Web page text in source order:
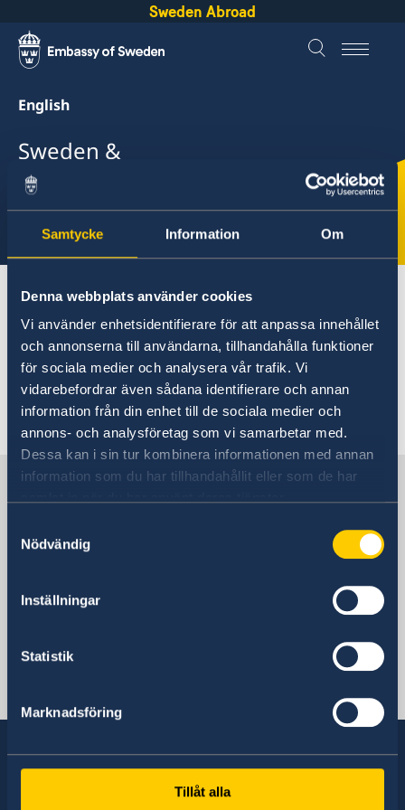
Samtycke Information Om
Denna webbplats använder cookies
Vi använder enhetsidentifierare för att anpassa innehållet
och annonserna till användarna, tillhandahålla funktioner
för sociala medier och analysera vår trafik. Vi
vidarebefordrar även sådana identifierare och annan
information från din enhet till de sociala medier och
annons- och analysföretag som vi samarbetar med.
Dessa kan i sin tur kombinera informationen med annan
information som du har tillhandahållit eller som de har
Nödvändig
Inställningar
Statistik
Marknadsföring
Tillåt alla
Sweden Abroad
English
Sweden &
Chad
Select
here
About Sweden Chad Going to Sweden?
Chad
Going to Sweden?
Visiting Sweden
Apply for a Visa
Moving to someone in Sweden
Working in Sweden
Going to Sweden
Sweden in Chad
Sweden's mission
Uganda, Kampala
Swedish consulates
N'Djamena
+235 63 74 88 49
Sweden has diplomatic relations with almost